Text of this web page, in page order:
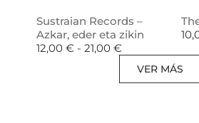
Sustraian Records –
Azkar, eder eta zikin
12,00 € - 21,00 €
VER MÁS